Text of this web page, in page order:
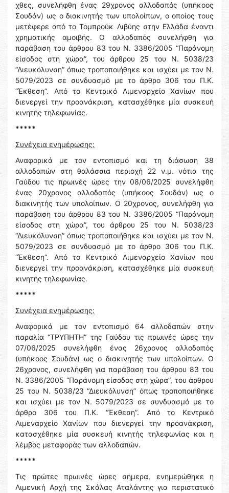
χθες, συνελήφθη ένας 29χρονος αλλοδαπός (υπήκοος
Σουδάν) ως ο διακινητής των υπολοίπων, ο οποίος τους
μετέφερε από το Τομπρούκ Λιβύης στην Ελλάδα έναντι
χρηματικής αμοιβής. Ο αλλοδαπός συνελήφθη για
παράβαση του άρθρου 83 του Ν. 3386/2005 “Παράνομη
είσοδος στη χώρα”, του άρθρου 25 του Ν. 5038/23
“Διευκόλυνση” όπως τροποποιήθηκε και ισχύει με τον Ν.
5079/2023 σε συνδυασμό με το άρθρο 306 του Π.Κ.
“Έκθεση”. Από το Κεντρικό Λιμεναρχείο Χανίων που
διενεργεί την προανάκριση, κατασχέθηκε μία συσκευή
κινητής τηλεφωνίας.
*****
Συνέχεια ενημέρωσης:
Αναφορικά με τον εντοπισμό και τη διάσωση 38
αλλοδαπών στη θαλάσσια περιοχή 22 ν.μ. νότια της
Γαύδου τις πρωινές ώρες την 08/06/2025 συνελήφθη
ένας 20χρονος αλλοδαπός (υπήκοος Σουδάν) ως ο
διακινητής των υπολοίπων. Ο 20χρονος, συνελήφθη για
παράβαση του άρθρου 83 του Ν. 3386/2005 “Παράνομη
είσοδος στη χώρα”, του άρθρου 25 του Ν. 5038/23
“Διευκόλυνση” όπως τροποποιήθηκε και ισχύει με τον Ν.
5079/2023 σε συνδυασμό με το άρθρο 306 του Π.Κ.
“Έκθεση”. Από το Κεντρικό Λιμεναρχείο Χανίων που
διενεργεί την προανάκριση, κατασχέθηκε μία συσκευή
κινητής τηλεφωνίας.
*****
Συνέχεια ενημέρωσης:
Αναφορικά με τον εντοπισμό 64 αλλοδαπών στην
παραλία “ΤΡΥΠΗΤΗ” της Γαύδου τις πρωινές ώρες την
07/06/2025 συνελήφθη ένας 26χρονος αλλοδαπός
(υπήκοος Σουδάν) ως ο διακινητής των υπολοίπων. Ο
26χρονος, συνελήφθη για παράβαση του άρθρου 83 του
Ν. 3386/2005 “Παράνομη είσοδος στη χώρα”, του άρθρου
25 του Ν. 5038/23 “Διευκόλυνση” όπως τροποποιήθηκε
και ισχύει με τον Ν. 5079/2023 σε συνδυασμό με το
άρθρο 306 του Π.Κ. “Έκθεση”. Από το Κεντρικό
Λιμεναρχείο Χανίων που διενεργεί την προανάκριση,
κατασχέθηκε μία συσκευή κινητής τηλεφωνίας και η
λέμβος μεταφοράς των αλλοδαπών.
*****
Τις πρώτες πρωινές ώρες σήμερα, ενημερώθηκε η
Λιμενική Αρχή της Σκάλας Αταλάντης για περιστατικό